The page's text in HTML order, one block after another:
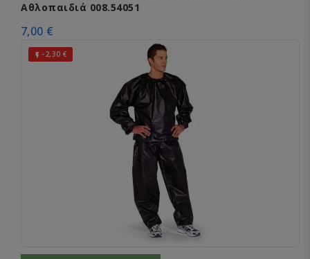
Αθλοπαιδιά 008.54051
7,00 €
 -2,30 €